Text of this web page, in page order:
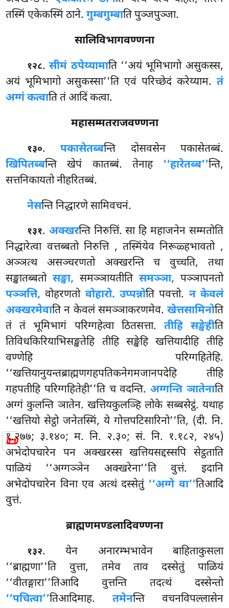
📜
तस्मिं एकेकस्मिं ठाने.गुम्बगुम्बाति पुञ्जपुञ्जा.
सालिविभागवण्णना
१२८.सीमं ठपेय्यामाति ‘‘अयं भूमिभागो असुकस्स,
अयं भूमिभागो असुकस्सा’’ति एवं परिच्छेदं करेय्याम. तं
अग्गं कत्वाति तं आदिं कत्वा.
महासम्मतराजवण्णना
१३०.पकासेतब्बन्ति दोसवसेन पकासेतब्बं.
खिपितब्बन्ति खेपं कातब्बं. तेनाह ‘‘हारेतब्ब’’न्ति,
सत्तनिकायतो नीहरितब्बं.
नेसन्तिनिद्धारणे सामिवचनं.
१३१. अक्खरन्ति निरुत्तिं. सा हि महाजनेन सम्मतोति
निद्धारेत्वा वत्तब्बतो निरुत्ति , तस्मिंयेव निरूळ्हभावतो ,
अञ्ञत्थ असञ्चरणतो अक्खरन्ति च वुच्चति, तथा
सङ्खातब्बतोसङ्खा, समञ्ञायतीति समञ्ञा, पञ्ञापनतो
पञ्ञत्ति, वोहरणतो वोहारो. उप्पन्नोति पवत्तो. न केवलं
अक्खरमेवाति न केवलं समञ्ञाकरणमेव. खेत्तसामिनोति
तं तं भूमिभागं परिग्गहेत्वा ठितसत्ता. तीहि सङ्खेहीति
तिविधकिरियाभिसङ्खतेहि तीहि सङ्खेहि खत्तियादीहि तीहि
वण्णेहि परिग्गहितेहि.
‘‘खत्तियानुयन्तब्राह्मणगहपतिकनेगमजानपदेहि तीहि
गहपतीहि परिग्गहितेही’’ति च वदन्ति.अग्गन्ति ञातेनाति
अग्गं कुलन्ति ञातेन. खत्तियकुलञ्हि लोके सब्बसेट्ठं. यथाह
‘‘खत्तियो सेट्ठो जनेतस्मिं, ये गोत्तपटिसारिनो’’ति, (दी. नि.
१.२७७; ३.१४०; म. नि. २.३०; सं. नि. १.१८२, २४५)
अभेदोपचारेन पन अक्खरस्स खत्तियसद्दस्सपि सेट्ठताति
पाळियं ‘‘अग्गञ्ञेन अक्खरेना’’ति वुत्तं. इदानि
अभेदोपचारेन विना एव अत्थं दस्सेतुं ‘‘अग्गे वा’’तिआदि
वुत्तं.
ब्राह्मणमण्डलादिवण्णना
१३२. येन अनारम्भभावेन बाहिताकुसला
‘‘ब्राह्मणा’’ति वुत्ता, तमेव ताव दस्सेतुं पाळियं
‘‘वीतङ्गारा’’तिआदि वुत्तन्ति तदत्थं दस्सेन्तो
‘‘पचित्वा’’तिआदिमाह. तमेनन्ति वचनविपल्लासेन